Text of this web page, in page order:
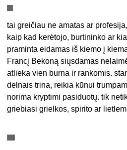
tai greičiau ne amatas ar
kaip kad kerėtojo, burtininko ar
praminta eidamas iš kiemo į
Francį Bekoną siųsdamas
atlieka vien burna ir rankomis.
delnais trina, reikia kūnui
norima kryptimi pasiduotų. tik
griebiasi grielkos, spirito ar